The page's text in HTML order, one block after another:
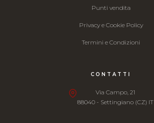
Punti vendita
Privacy e Cookie Policy
Termini e Condizioni
CONTATTI
Via Campo, 21
88040 - Settingiano (CZ) IT